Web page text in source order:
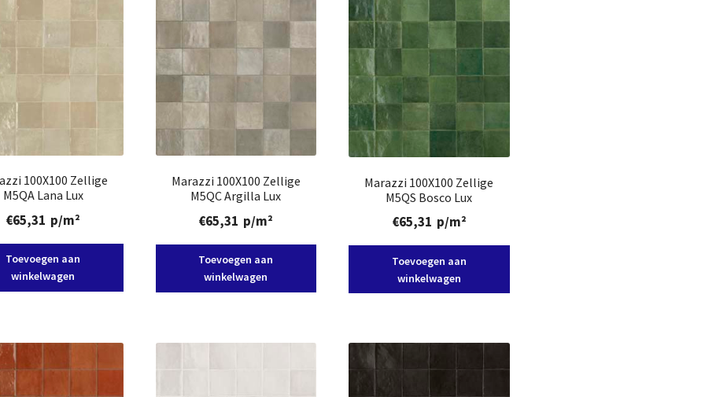
100X100 Zellige
M5QA Lana Lux
€65,31 p/m²
Toevoegen aan
winkelwagen
Marazzi 100X100 Zellige
M5QC Argilla Lux
€65,31 p/m²
Toevoegen aan
winkelwagen
Marazzi 100X100 Zellige
M5QS Bosco Lux
€65,31 p/m²
Toevoegen aan
winkelwagen